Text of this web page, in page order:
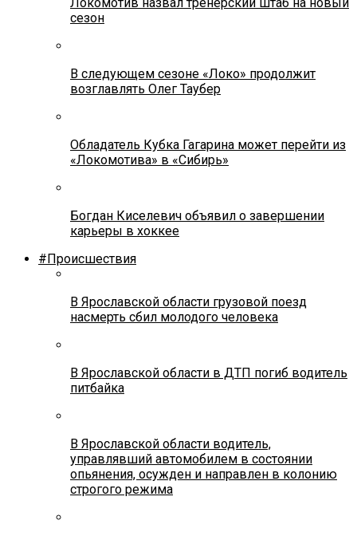
сезон
В следующем сезоне «Локо» продолжит
возглавлять Олег Таубер
Обладатель Кубка Гагарина может перейти из
«Локомотива» в «Сибирь»
Богдан Киселевич объявил о завершении
карьеры в хоккее
#Происшествия
В Ярославской области грузовой поезд
насмерть сбил молодого человека
В Ярославской области в ДТП погиб водитель
питбайка
В Ярославской области водитель,
управлявший автомобилем в состоянии
опьянения, осужден и направлен в колонию
строгого режима